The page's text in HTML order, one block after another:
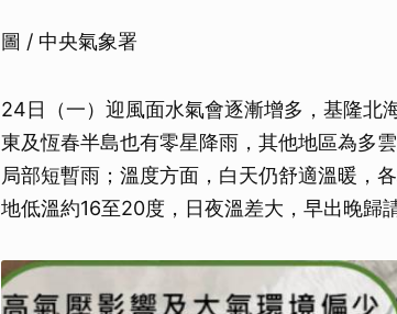
圖 / 中央氣象署
24日（一）迎風面水氣會逐漸增多，基隆北
東及恆春半島也有零星降雨，其他地區為多
局部短暫雨；溫度方面，白天仍舒適溫暖，
地低溫約16至20度，日夜溫差大，早出晚歸